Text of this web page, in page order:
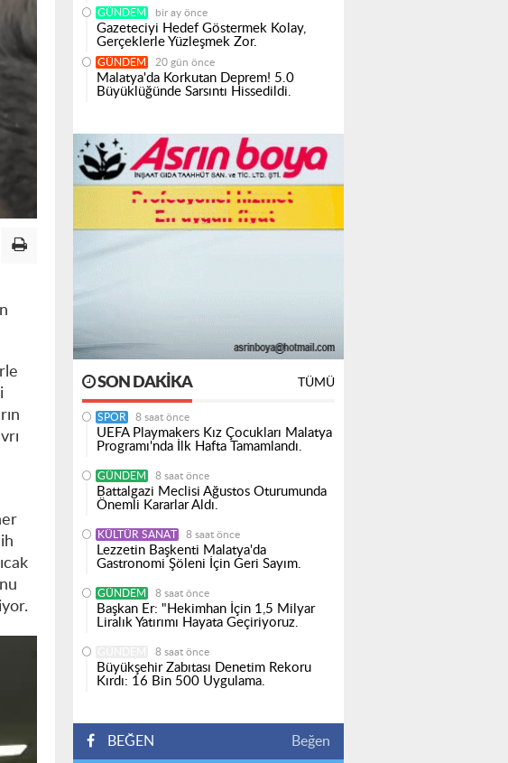
GÜNDEM bir ay önce
Gazeteciyi Hedef Göstermek Kolay,
Gerçeklerle Yüzleşmek Zor.
GÜNDEM 20 gün önce
Malatya'da Korkutan Deprem! 5.0
Büyüklüğünde Sarsıntı Hissedildi.
SON DAKIKA TÜMÜ
SPOR 8 saat önce
UEFA Playmakers Kız Çocukları Malatya
Programı'nda İlk Hafta Tamamlandı.
GÜNDEM 8 saat önce
Battalgazi Meclisi Ağustos Oturumunda
Önemli Kararlar Aldı.
KÜLTÜR SANAT 8 saat önce
Lezzetin Başkenti Malatya'da
Gastronomi Şöleni İçin Geri Sayım.
GÜNDEM 8 saat önce
Başkan Er: "Hekimhan İçin 1,5 Milyar
Liralık Yatırımı Hayata Geçiriyoruz.
8 saat önce
Büyükşehir Zabıtası Denetim Rekoru
Kırdı: 16 Bin 500 Uygulama.
BEĞEN Beğen